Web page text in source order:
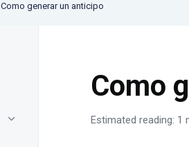
Como generar un anticipo
Como
Estimated reading: 1